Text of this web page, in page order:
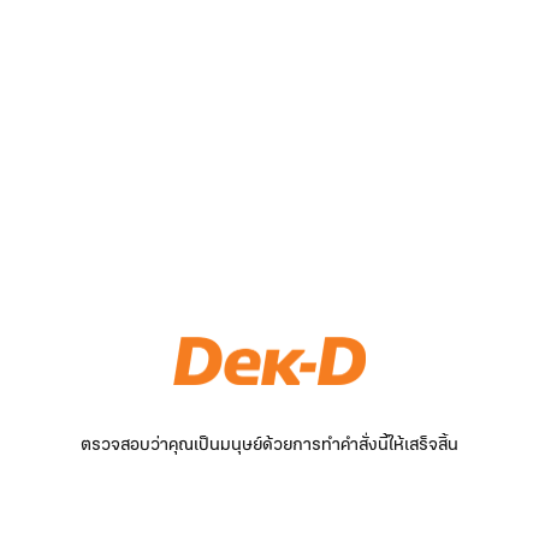
ตรวจสอบว่าคุณเป็นมนุษย์ด้วยการทำคำสั่งนี้ให้เสร็จสิ้น